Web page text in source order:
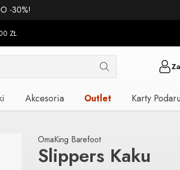
-30%!
ZŁ
Akcesoria Outlet Karty
OmaKing Barefoot
Slippers Kaku